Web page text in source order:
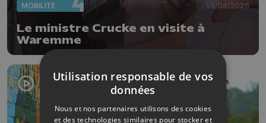
MOBILITÉ 19/08/2025
Le ministre Crucke en visite à
Waremme
Utilisation responsable de vos
données
Nous et nos partenaires utilisons des cookies
et des technologies similaires pour stocker et